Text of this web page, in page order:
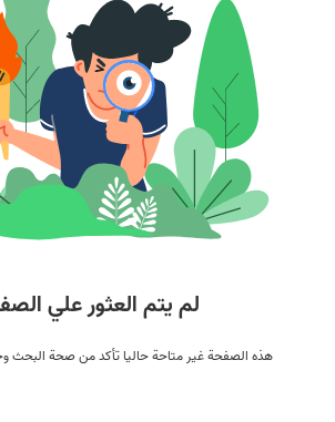
لم يتم العثور علي
هذه الصفحة غير متاحة حاليا تأكد من صحة البحث